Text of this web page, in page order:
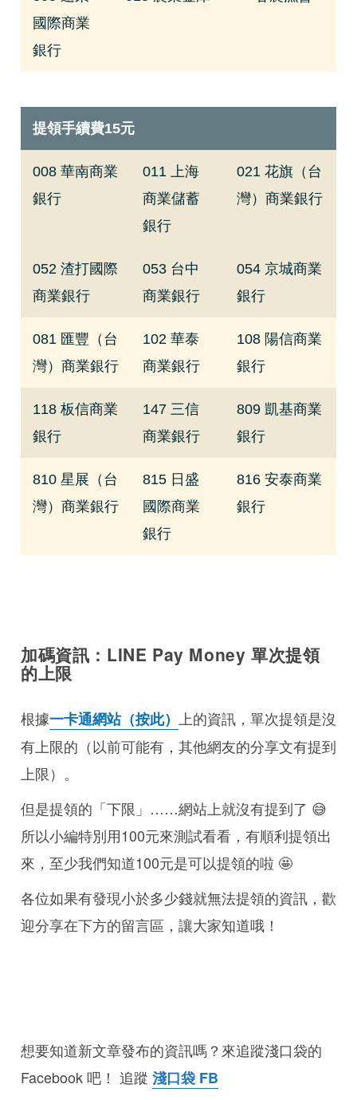
國際商業
銀行
提領手續費15元
008 華南商業
銀行
011 上海
商業儲蓄
銀行
021 花旗（台
灣）商業銀行
052 渣打國際
商業銀行
053 台中
商業銀行
054 京城商業
銀行
081 匯豐（台
灣）商業銀行
102 華泰
商業銀行
108 陽信商業
銀行
118 板信商業
銀行
147 三信
商業銀行
809 凱基商業
銀行
810 星展（台
灣）商業銀行
815 日盛
國際商業
銀行
816 安泰商業
銀行
加碼資訊：LINE Pay Money 單次提領
的上限
根據一卡通網站（按此）
上的資訊，單次提領是沒
有上限的（以前可能有，其他網友的分享文有提到
上限）。
但是提領的「下限」……網站上就沒有提到了 😅
所以小編特別用100元來測試看看，有順利提領出
來，至少我們知道100元是可以提領的啦 🤩
各位如果有發現小於多少錢就無法提領的資訊，歡
迎分享在下方的留言區，讓大家知道哦！
想要知道新文章發布的資訊嗎？來追蹤淺口袋的
Facebook 吧！ 追蹤 淺口袋 FB